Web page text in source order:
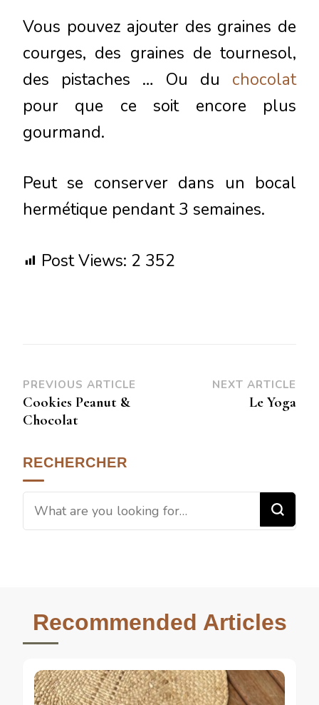
Vous pouvez ajouter des graines de
courges, des graines de tournesol,
des pistaches … Ou du chocolat
pour que ce soit encore plus
gourmand.
Peut se conserver dans un bocal
hermétique pendant 3 semaines.
Post Views: 2 352
PREVIOUS ARTICLE
Cookies Peanut &
Chocolat
NEXT ARTICLE
Le Yoga
RECHERCHER
Recommended Articles